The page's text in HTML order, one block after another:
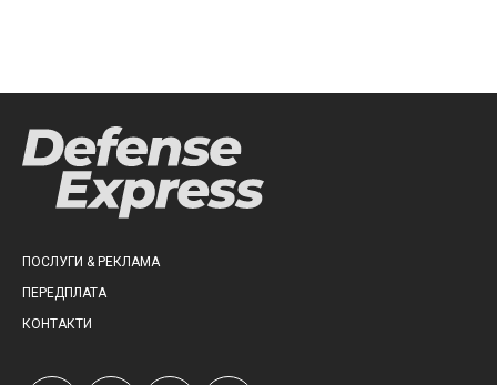
ПОСЛУГИ & РЕКЛАМА
ПЕРЕДПЛАТА
КОНТАКТИ